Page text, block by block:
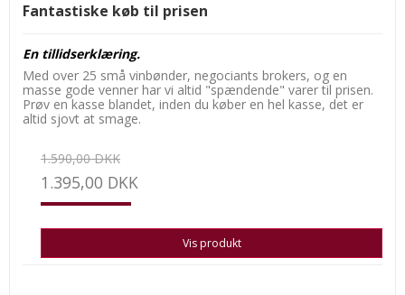
Fantastiske køb til prisen
En tillidserklæring.
Med over 25 små vinbønder, negociants brokers, og en
masse gode venner har vi altid "spændende" varer til prisen.
Prøv en kasse blandet, inden du køber en hel kasse, det er
altid sjovt at smage.
1.590,00 DKK
1.395,00 DKK
Vis produkt